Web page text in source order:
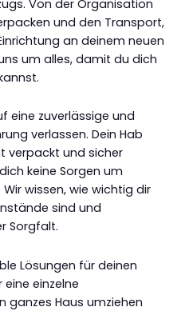
Von der Organisation
und den Transport,
an deinem neuen
um alles, damit du dich
eine zuverlässige und
verlassen. Dein Hab
verpackt und sicher
keine Sorgen um
wissen, wie wichtig dir
sind und
Sorgfalt.
Lösungen für deinen
eine einzelne
ganzes Haus umziehen